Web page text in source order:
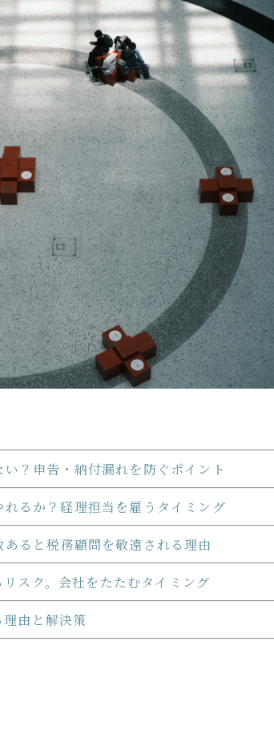
お客様の声
プロフィール
お問い合わせ
？申告・納付漏れを防ぐポイント
るか？経理担当を雇うタイミング
ると税務顧問を敬遠される理由
スク。会社をたたむタイミング
由と解決策